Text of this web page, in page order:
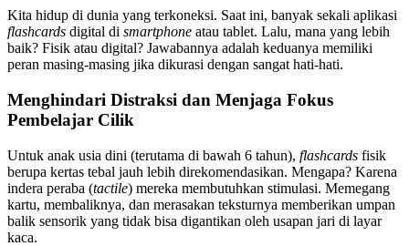
Kita hidup di dunia yang terkoneksi. Saat ini, banyak sekali aplikasi
flashcards digital di smartphone atau tablet. Lalu, mana yang lebih
baik? Fisik atau digital? Jawabannya adalah keduanya memiliki
peran masing-masing jika dikurasi dengan sangat hati-hati.
Menghindari Distraksi dan Menjaga Fokus
Pembelajar Cilik
Untuk anak usia dini (terutama di bawah 6 tahun), flashcards fisik
berupa kertas tebal jauh lebih direkomendasikan. Mengapa? Karena
indera peraba (tactile) mereka membutuhkan stimulasi. Memegang
kartu, membaliknya, dan merasakan teksturnya memberikan umpan
balik sensorik yang tidak bisa digantikan oleh usapan jari di layar
kaca.